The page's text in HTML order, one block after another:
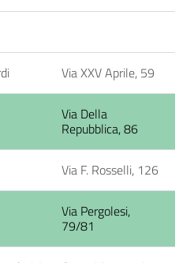
Via XXV Aprile, 59
Via Della
Repubblica, 86
Via F. Rosselli, 126
Via Pergolesi,
79/81